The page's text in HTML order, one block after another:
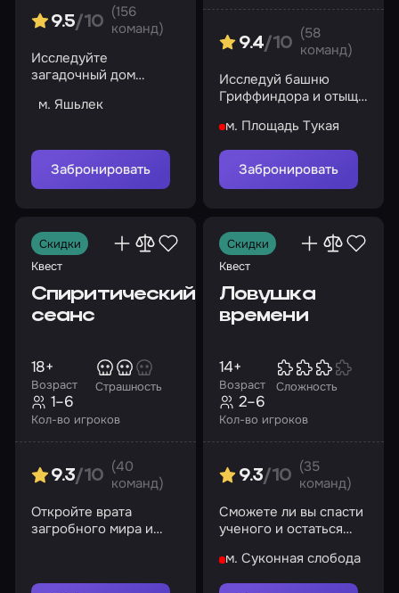
9.5/10
(156
команд)
Исследуйте
загадочный дом
его тайны
м. Яшьлек
Забронировать
9.4/10
(58
команд)
Исследуй башню
Гриффиндора и отыщи
м. Площадь Тукая
Забронировать
Скидки
Квест
Спиритический
сеанс
Возраст
18+
Страшность
Кол-во игроков
1–6
9.3/10
(40
команд)
Откройте врата
загробного мира и
Скидки
Квест
Ловушка
времени
Возраст
14+
Сложность
Кол-во игроков
2–6
9.3/10
(35
команд)
Сможете ли вы спасти
ученого и остаться
м. Суконная слобода